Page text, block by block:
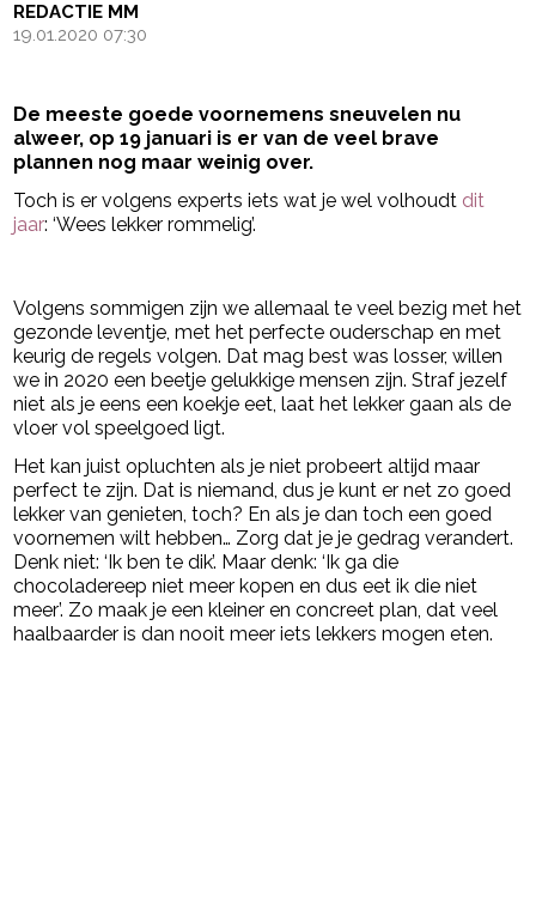
REDACTIE MM
19.01.2020 07:30
De meeste goede voornemens sneuvelen nu
alweer, op 19 januari is er van de veel brave
plannen nog maar weinig over.
Toch is er volgens experts iets wat je wel volhoudt dit
jaar: ‘Wees lekker rommelig’.
Volgens sommigen zijn we allemaal te veel bezig met het
gezonde leventje, met het perfecte ouderschap en met
keurig de regels volgen. Dat mag best was losser, willen
we in 2020 een beetje gelukkige mensen zijn. Straf jezelf
niet als je eens een koekje eet, laat het lekker gaan als de
vloer vol speelgoed ligt.
Het kan juist opluchten als je niet probeert altijd maar
perfect te zijn. Dat is niemand, dus je kunt er net zo goed
lekker van genieten, toch? En als je dan toch een goed
voornemen wilt hebben… Zorg dat je je gedrag verandert.
Denk niet: ‘Ik ben te dik’. Maar denk: ‘Ik ga die
chocoladereep niet meer kopen en dus eet ik die niet
meer’. Zo maak je een kleiner en concreet plan, dat veel
haalbaarder is dan nooit meer iets lekkers mogen eten.